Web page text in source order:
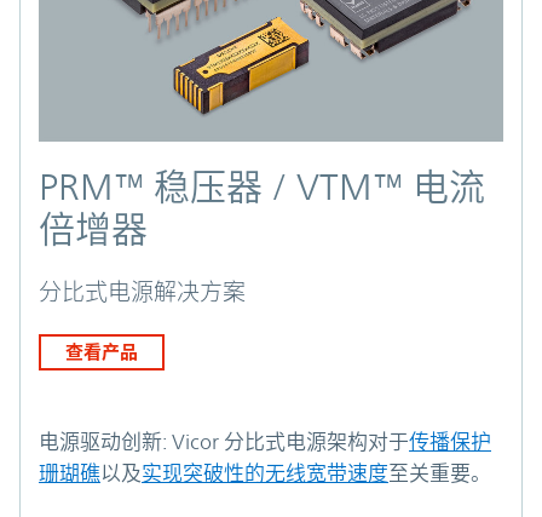
PRM™ 稳压器 / VTM™ 电流
倍增器
分比式电源解决方案
查看产品
电源驱动创新: Vicor 分比式电源架构对于传播保护
珊瑚礁以及实现突破性的无线宽带速度至关重要。